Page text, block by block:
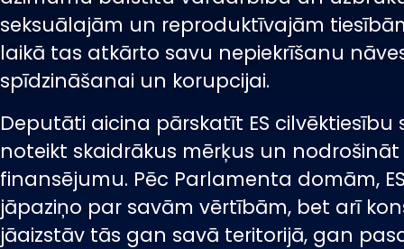
seksuālajām un reproduktīvajām
laikā tas atkārto savu nepiekrīšanu
spīdzināšanai un korupcijai.
Deputāti aicina pārskatīt ES cilvēktiesību
noteikt skaidrākus mērķus un
finansējumu. Pēc Parlamenta domām,
jāpaziņo par savām vērtībām, bet arī
jāaizstāv tās gan savā teritorijā, gan